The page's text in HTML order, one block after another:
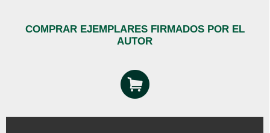
COMPRAR EJEMPLARES FIRMADOS POR EL
AUTOR